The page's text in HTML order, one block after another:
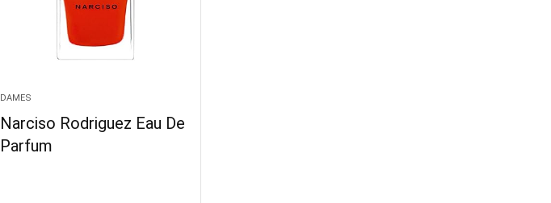
DAMES
Narciso Rodriguez Eau De
Parfum